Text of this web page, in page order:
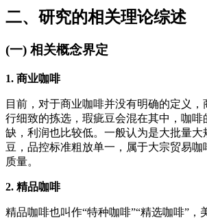
二、研究的相关理论综述
(一) 相关概念界定
1. 商业咖啡
目前，对于商业咖啡并没有明确的定义
行细致的拣选，瑕疵豆会混在其中，咖啡
缺，利润也比较低。一般认为是大批量大
豆，品控标准粗放单一，属于大宗贸易
质量。
2. 精品咖啡
精品咖啡也叫作“特种咖啡”“精选咖啡”，